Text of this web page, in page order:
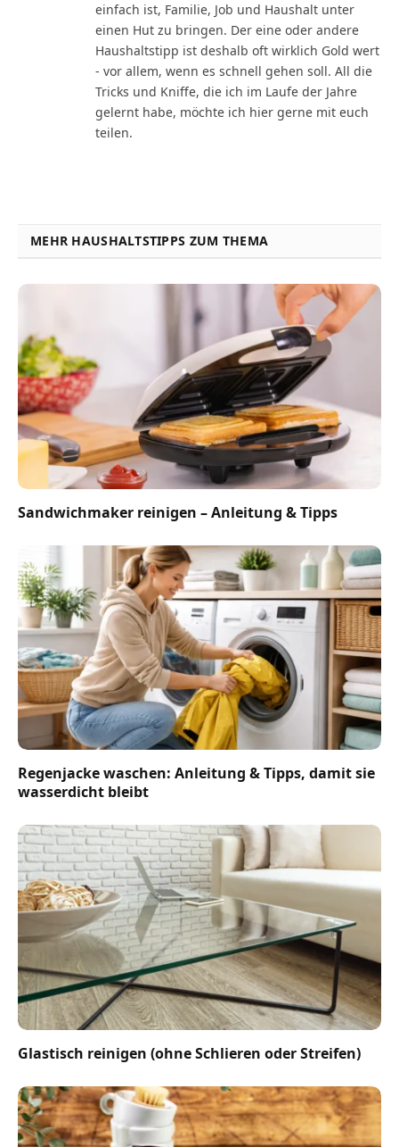
einfach ist, Familie, Job und Haushalt unter
einen Hut zu bringen. Der eine oder andere
Haushaltstipp ist deshalb oft wirklich Gold wert
- vor allem, wenn es schnell gehen soll. All die
Tricks und Kniffe, die ich im Laufe der Jahre
gelernt habe, möchte ich hier gerne mit euch
teilen.
MEHR HAUSHALTSTIPPS ZUM THEMA
Sandwichmaker reinigen – Anleitung & Tipps
Regenjacke waschen: Anleitung & Tipps, damit sie
wasserdicht bleibt
Glastisch reinigen (ohne Schlieren oder Streifen)